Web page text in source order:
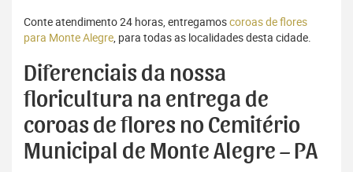
Conte atendimento 24 horas, entregamoscoroas de flores
para Monte Alegre, para todas as localidades desta cidade.
Diferenciais da nossa
floricultura na entrega de
coroas de flores no Cemitério
Municipal de Monte Alegre – PA